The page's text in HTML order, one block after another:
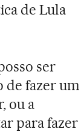
de Lula
ser
de fazer um
ou a
para fazer